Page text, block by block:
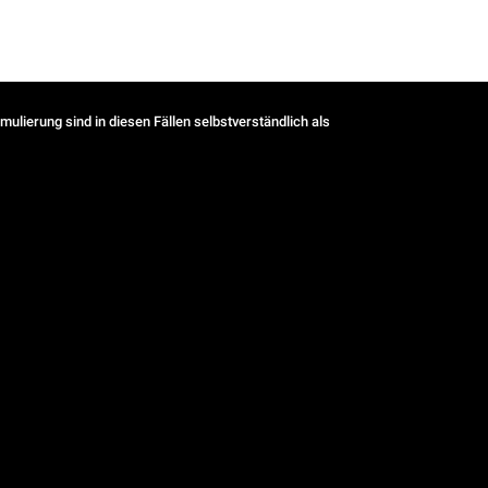
sind in diesen Fällen selbstverständlich als